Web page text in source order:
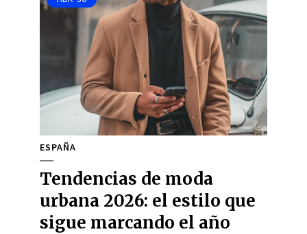
ESPAÑA
Tendencias de moda
urbana 2026: el estilo que
sigue marcando el año